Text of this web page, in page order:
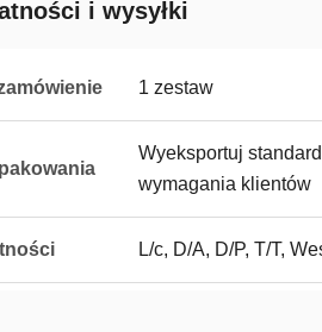
i wysyłki
1 zestaw
Wyeksportuj
wymagania klientów
L/c, D/A, D/P, T/T,